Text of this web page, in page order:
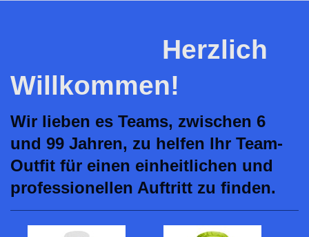
Herzlich
Willkommen!
Wir lieben es Teams, zwischen 6
und 99 Jahren, zu helfen Ihr Team-
Outfit für einen einheitlichen und
professionellen Auftritt zu finden.